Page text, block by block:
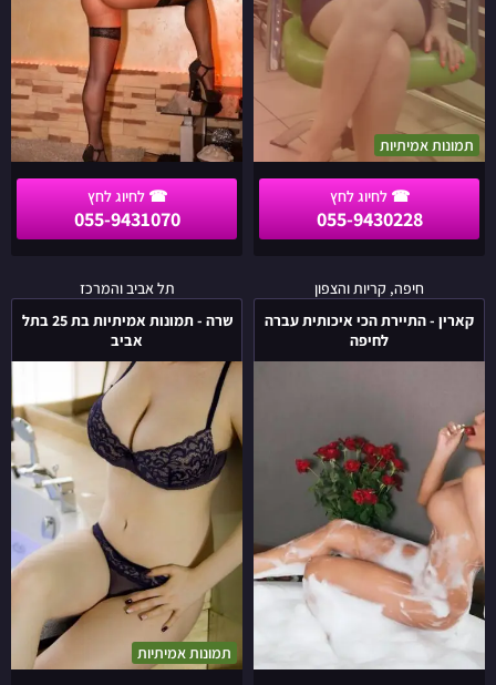
תמונות אמיתיות
055-9430228
055-9431070
חיפה, קריות והצפון
קארין - התיירת הכי איכותית עברה
לחיפה
קארין
-
התיירת
הכי
לחיפה
תל אביב והמרכז
שרה - תמונות אמיתיות בת 25 בתל
אביב
תמונות אמיתיות
שרה
-
תמונות
אמיתיות
בת
25
בתל
אביב